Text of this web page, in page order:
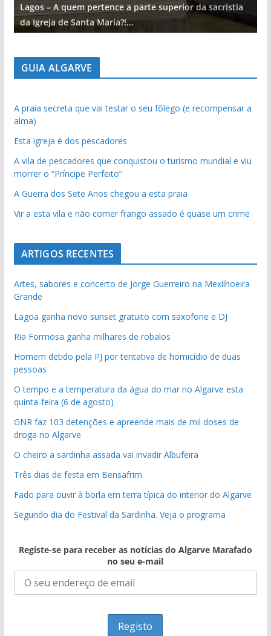
Lagos – A quem pertence a parte superior da sacristia
da Igreja de Santa Maria?!…
GUIA ALGARVE
A praia secreta que vai testar o seu fôlego (e recompensar a
alma)
Esta igreja é dos pescadores
A vila de pescadores que conquistou o turismo mundial e viu
morrer o “Príncipe Perfeito”
A Guerra dos Sete Anos chegou a esta praia
Vir a esta vila e não comer frango assado é quase um crime
ARTIGOS RECENTES
Artes, sabores e concerto de Jorge Guerreiro na Mexilhoeira
Grande
Lagoa ganha novo sunset gratuito com saxofone e DJ
Ria Formosa ganha milhares de robalos
Homem detido pela PJ por tentativa de homicídio de duas
pessoas
O tempo e a temperatura da água do mar no Algarve esta
quinta-feira (6 de agosto)
GNR faz 103 detenções e apreende mais de mil doses de
droga no Algarve
O cheiro a sardinha assada vai invadir Albufeira
Três dias de festa em Bensafrim
Fado para ouvir à borla em terra típica do interior do Algarve
Segundo dia do Festival da Sardinha. Veja o programa
Registe-se para receber as notícias do Algarve Marafado
no seu e-mail